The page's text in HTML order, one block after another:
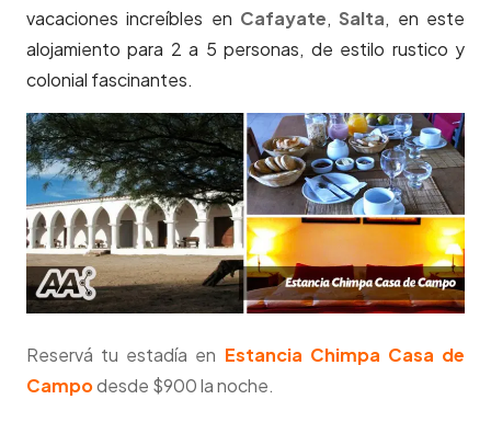
vacaciones increíbles en Cafayate, Salta, en este
alojamiento para 2 a 5 personas, de estilo rustico y
colonial fascinantes.
Reservá tu estadía en Estancia Chimpa Casa de
Campodesde $900 la noche.